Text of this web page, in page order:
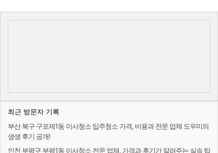
최근 방문자 기록
부산 북구 구포제1동 이사청소 입주청소 가격, 비용과 전문 업체 도우미의
생생 후기 공개!
인천 부평구 부평1동 이사청소 전문 업체, 가격과 후기가 알려주는 실속 팁